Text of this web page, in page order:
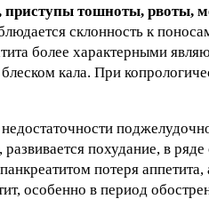
тошноты, рвоты,
склонность к
более характерными
кала. При
похудание, в
потеря
особенно в период